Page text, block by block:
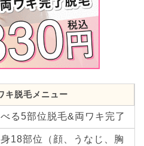
キ脱毛メニュー
る5部位脱毛&両ワキ完了
18部位（顔、うなじ、胸